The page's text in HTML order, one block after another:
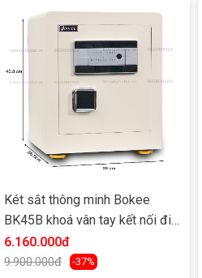
Két sắt thông minh Bokee
BK45B khoá vân tay kết nối điện
thoại
6.160.000đ
9.900.000đ -37%